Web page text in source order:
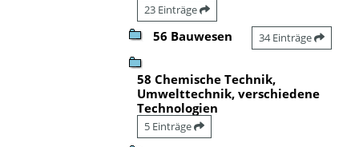
23 Einträge
56 Bauwesen 34 Einträge
58 Chemische Technik,
Umwelttechnik, verschiedene
Technologien
5 Einträge